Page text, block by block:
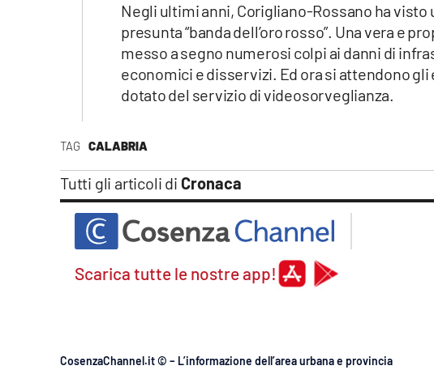
Vai
TAG CALABRIA
Tutti gli articoli di Cronaca
Negli ultimi anni, Corigliano-Rossano ha
presunta “banda dell’oro rosso”. Una vera e
messo a segno numerosi colpi ai danni di
economici e disservizi. Ed ora si attendono
dotato del servizio di videosorveglianza.
Scarica tutte le nostre app!
CosenzaChannel.it © – L’informazione dell’area urbana e provincia